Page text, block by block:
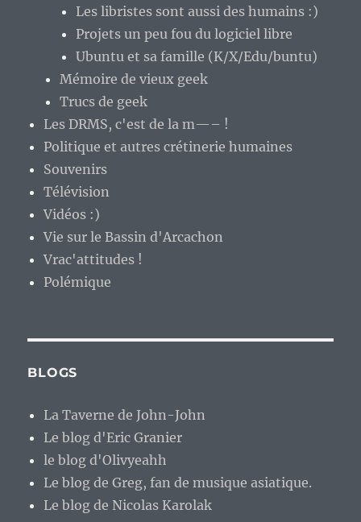
Les libristes sont aussi des humains :)
Projets un peu fou du logiciel libre
Ubuntu et sa famille (K/X/Edu/buntu)
Mémoire de vieux geek
Trucs de geek
Les DRMS, c'est de la m—– !
Politique et autres crétinerie humaines
Souvenirs
Télévision
Vidéos :)
Vie sur le Bassin d'Arcachon
Vrac'attitudes !
Polémique
BLOGS
La Taverne de John-John
Le blog d'Eric Granier
le blog d'Olivyeahh
Le blog de Greg, fan de musique asiatique.
Le blog de Nicolas Karolak